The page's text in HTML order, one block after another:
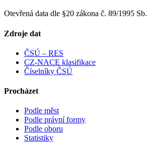
Otevřená data dle §20 zákona č. 89/1995 Sb.
Zdroje dat
ČSÚ – RES
CZ-NACE klasifikace
Číselníky ČSÚ
Procházet
Podle měst
Podle právní formy
Podle oboru
Statistiky